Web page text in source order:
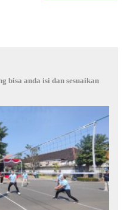
bisa anda isi dan sesuaikan